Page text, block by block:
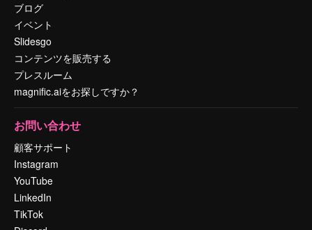
ブログ
イベント
Slidesgo
コンテンツを販売する
プレスルーム
magnific.aiをお探しですか？
お問い合わせ
顧客サポート
Instagram
YouTube
LinkedIn
TikTok